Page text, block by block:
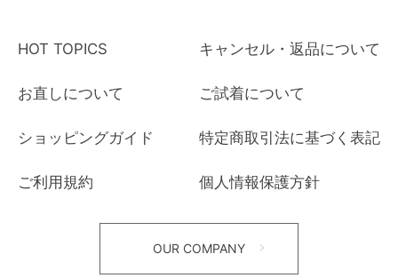
HOT TOPICS キャンセル・返品について
お直しについて ご試着について
ショッピングガイド 特定商取引法に基づく表記
ご利用規約 個人情報保護方針
OUR COMPANY